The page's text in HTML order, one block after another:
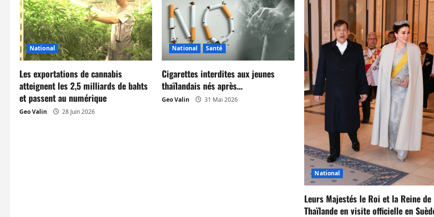
t
i
o
n
d
’
National
Les exportations de cannabis
atteignent les 2,5 milliards de bahts
et passent au numérique
Geo Valin 28 Juin 2026
National Santé
Cigarettes interdites aux jeunes
thaïlandais nés après…
Geo Valin 31 Mai 2026
National
Leurs Majestés le Roi et la Reine de
Thaïlande en visite officielle en